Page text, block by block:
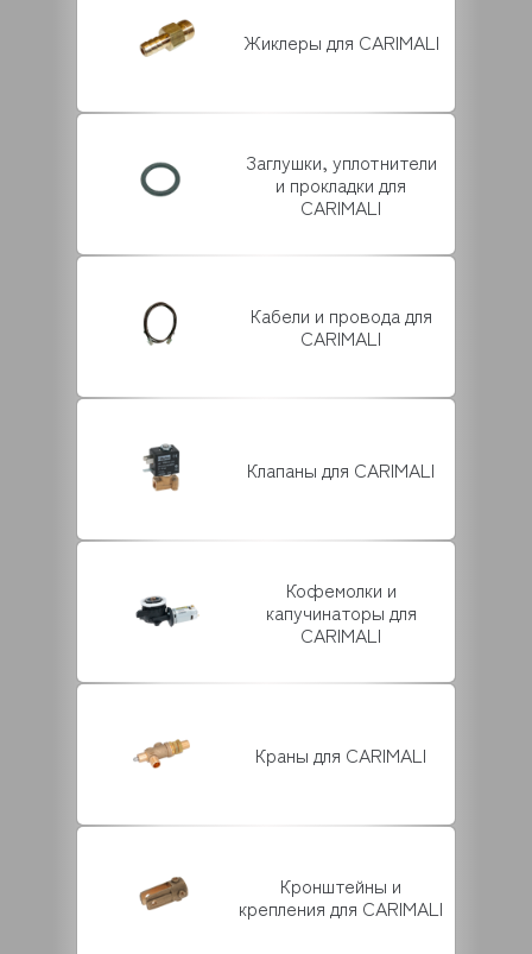
Жиклеры для CARIMALI
Заглушки, уплотнители
и прокладки для
CARIMALI
Кабели и провода для
CARIMALI
Клапаны для CARIMALI
Кофемолки и
капучинаторы для
CARIMALI
Краны для CARIMALI
Кронштейны и
крепления для CARIMALI